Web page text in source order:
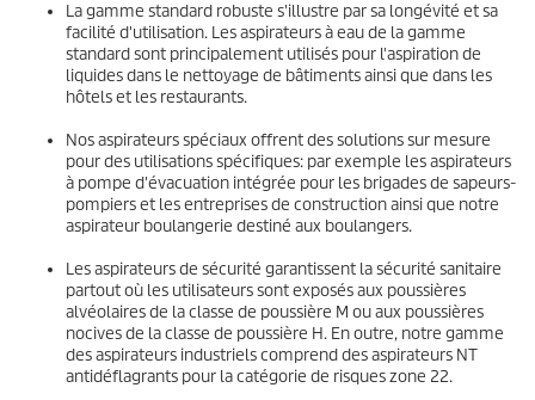
La gamme standard robuste s'illustre par sa longévité et sa
facilité d'utilisation. Les aspirateurs à eau de la gamme
standard sont principalement utilisés pour l'aspiration de
liquides dans le nettoyage de bâtiments ainsi que dans les
hôtels et les restaurants.
Nos aspirateurs spéciaux offrent des solutions sur mesure
pour des utilisations spécifiques: par exemple les aspirateurs
à pompe d'évacuation intégrée pour les brigades de sapeurs-
pompiers et les entreprises de construction ainsi que notre
aspirateur boulangerie destiné aux boulangers.
Les aspirateurs de sécurité garantissent la sécurité sanitaire
partout où les utilisateurs sont exposés aux poussières
alvéolaires de la classe de poussière M ou aux poussières
nocives de la classe de poussière H. En outre, notre gamme
des aspirateurs industriels comprend des aspirateurs NT
antidéflagrants pour la catégorie de risques zone 22.